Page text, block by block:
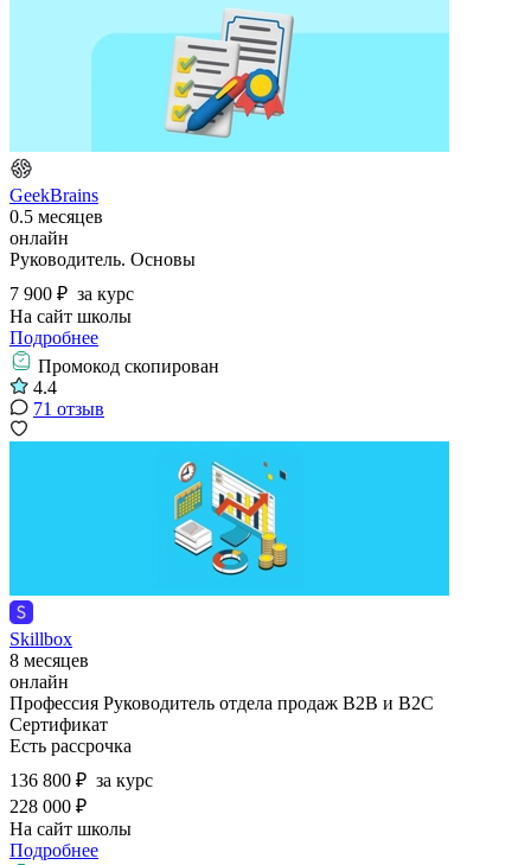
GeekBrains
0.5 месяцев
онлайн
Руководитель. Основы
7 900 ₽ за курс
На сайт школы
Подробнее
Промокод скопирован
4.4
71 отзыв
Skillbox
8 месяцев
онлайн
Профессия Руководитель отдела продаж B2B и B2C
Сертификат
Есть рассрочка
136 800 ₽ за курс
228 000 ₽
На сайт школы
Подробнее